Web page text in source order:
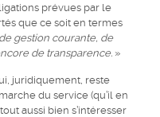
prévues par le
que ce soit en termes
gestion courante, de
de transparence.»
juridiquement, reste
du service (qu’il en
aussi bien s’intéresser